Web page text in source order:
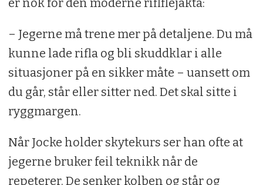
er nok for den moderne riflflejakta:
– Jegerne må trene mer på detaljene. Du må
kunne lade rifla og bli skuddklar i alle
situasjoner på en sikker måte – uansett om
du går, står eller sitter ned. Det skal sitte i
ryggmargen.
Når Jocke holder skytekurs ser han ofte at
jegerne bruker feil teknikk når de
repeterer. De senker kolben og står og